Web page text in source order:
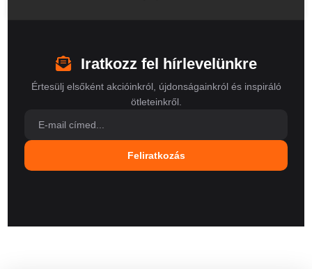
Iratkozz fel hírlevelünkre
Értesülj elsőként akcióinkról, újdonságainkról és inspiráló
ötleteinkről.
Feliratkozás